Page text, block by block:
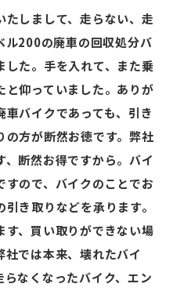
しまして、走らない、走
ル200の廃車の回収処分バ
した。手を入れて、また乗
と仰っていました。ありが
バイクであっても、引き
方が断然お徳です。弊社
断然お得ですから。バイ
ので、バイクのことでお
き取りなどを承ります。
す、買い取りができない場
では本来、壊れたバイ
なくなったバイク、エン